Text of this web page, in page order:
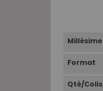
Millésime
Format
Qté/Colis